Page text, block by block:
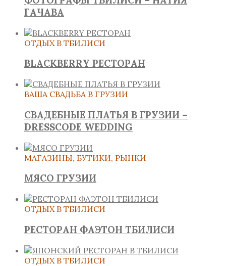
ГАЧАВА
ОТДЫХ В ТБИЛИСИ
BLACKBERRY РЕСТОРАН
ВАША СВАДЬБА В ГРУЗИИ
СВАДЕБНЫЕ ПЛАТЬЯ В ГРУЗИИ –
DRESSCODE WEDDING
МАГАЗИНЫ, БУТИКИ, РЫНКИ
МЯСО ГРУЗИИ
ОТДЫХ В ТБИЛИСИ
РЕСТОРАН ФАЭТОН ТБИЛИСИ
ОТДЫХ В ТБИЛИСИ